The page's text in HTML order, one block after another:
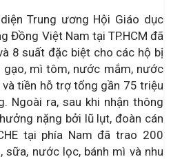
Trung ương Hội Giáo dục
Đồng Việt Nam tại TP.HCM đã
8 suất đặc biệt cho các hộ bị
mì tôm, nước mắm, nước
tiền hỗ trợ tổng gần 75 triệu
Ngoài ra, sau khi nhận thông
nặng bởi lũ lụt, đoàn cán
tại phía Nam đã trao 200
sữa, nước lọc, bánh mì và nhu